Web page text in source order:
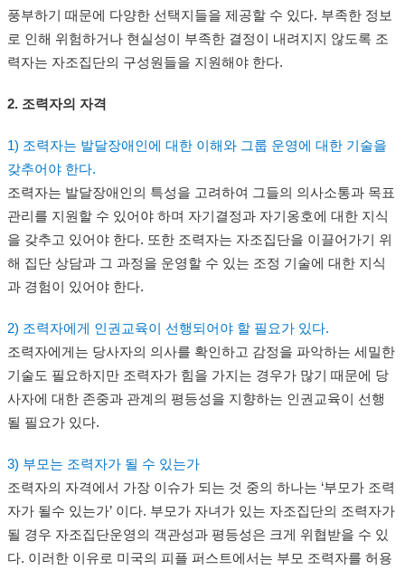
풍부하기 때문에 다양한 선택지들을 제공할 수 있다. 부족한 정보
로 인해 위험하거나 현실성이 부족한 결정이 내려지지 않도록 조
력자는 자조집단의 구성원들을 지원해야 한다.
2. 조력자의 자격
1) 조력자는 발달장애인에 대한 이해와 그룹 운영에 대한 기술을
갖추어야 한다.
조력자는 발달장애인의 특성을 고려하여 그들의 의사소통과 목표
관리를 지원할 수 있어야 하며 자기결정과 자기옹호에 대한 지식
을 갖추고 있어야 한다. 또한 조력자는 자조집단을 이끌어가기 위
해 집단 상담과 그 과정을 운영할 수 있는 조정 기술에 대한 지식
과 경험이 있어야 한다.
2) 조력자에게 인권교육이 선행되어야 할 필요가 있다.
조력자에게는 당사자의 의사를 확인하고 감정을 파악하는 세밀한
기술도 필요하지만 조력자가 힘을 가지는 경우가 많기 때문에 당
사자에 대한 존중과 관계의 평등성을 지향하는 인권교육이 선행
될 필요가 있다.
3) 부모는 조력자가 될 수 있는가
조력자의 자격에서 가장 이슈가 되는 것 중의 하나는 ‘부모가 조력
자가 될수 있는가’ 이다. 부모가 자녀가 있는 자조집단의 조력자가
될 경우 자조집단운영의 객관성과 평등성은 크게 위협받을 수 있
다. 이러한 이유로 미국의 피플 퍼스트에서는 부모 조력자를 허용